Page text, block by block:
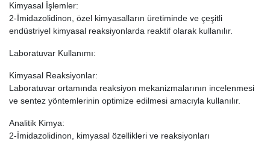
Kimyasal İşlemler:
2-İmidazolidinon, özel kimyasalların üretiminde ve çeşitli
endüstriyel kimyasal reaksiyonlarda reaktif olarak kullanılır.
Laboratuvar Kullanımı:
Kimyasal Reaksiyonlar:
Laboratuvar ortamında reaksiyon mekanizmalarının incelenmesi
ve sentez yöntemlerinin optimize edilmesi amacıyla kullanılır.
Analitik Kimya:
2-İmidazolidinon, kimyasal özellikleri ve reaksiyonları